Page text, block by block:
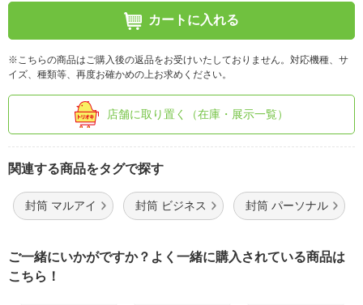
カートに入れる
※こちらの商品はご購入後の返品をお受けいたしておりません。対応機種、サ
イズ、種類等、再度お確かめの上お求めください。
店舗に取り置く（在庫・展示一覧）
関連する商品をタグで探す
封筒 マルアイ 封筒 ビジネス 封筒 パーソナル
ご一緒にいかがですか？よく一緒に購入されている商品は
こちら！